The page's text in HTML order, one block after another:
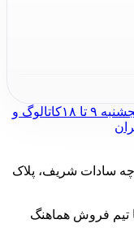
تا ۱۸
کاتالوگ و
سادات شریف، پلاک
تیم فروش هماهنگ